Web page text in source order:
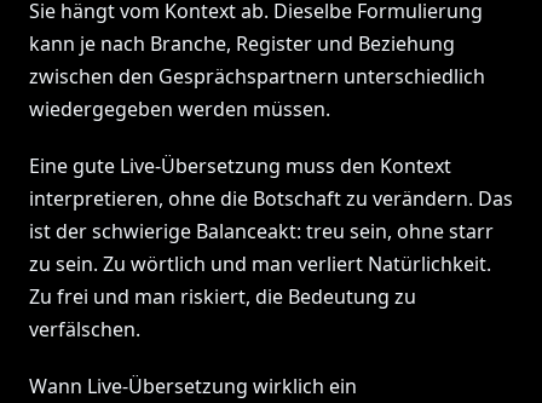
Sie hängt vom Kontext ab. Dieselbe Formulierung
kann je nach Branche, Register und Beziehung
zwischen den Gesprächspartnern unterschiedlich
wiedergegeben werden müssen.
Eine gute Live-Übersetzung muss den Kontext
interpretieren, ohne die Botschaft zu verändern. Das
ist der schwierige Balanceakt: treu sein, ohne starr
zu sein. Zu wörtlich und man verliert Natürlichkeit.
Zu frei und man riskiert, die Bedeutung zu
verfälschen.
Wann Live-Übersetzung wirklich ein